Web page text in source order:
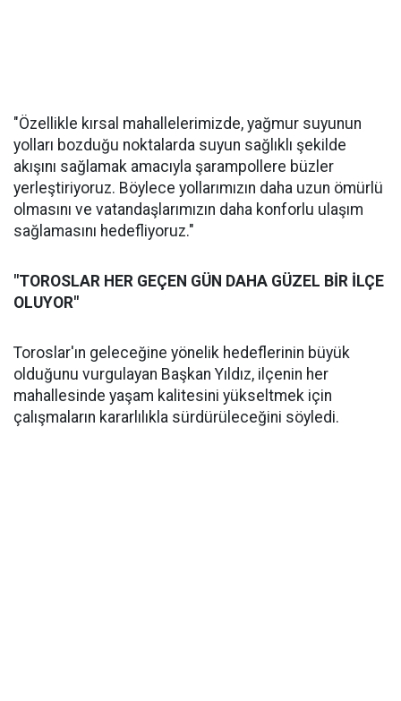
"Özellikle kırsal mahallelerimizde, yağmur suyunun
yolları bozduğu noktalarda suyun sağlıklı şekilde
akışını sağlamak amacıyla şarampollere büzler
yerleştiriyoruz. Böylece yollarımızın daha uzun ömürlü
olmasını ve vatandaşlarımızın daha konforlu ulaşım
sağlamasını hedefliyoruz."
"TOROSLAR HER GEÇEN GÜN DAHA GÜZEL BİR İLÇE
OLUYOR"
Toroslar'ın geleceğine yönelik hedeflerinin büyük
olduğunu vurgulayan Başkan Yıldız, ilçenin her
mahallesinde yaşam kalitesini yükseltmek için
çalışmaların kararlılıkla sürdürüleceğini söyledi.